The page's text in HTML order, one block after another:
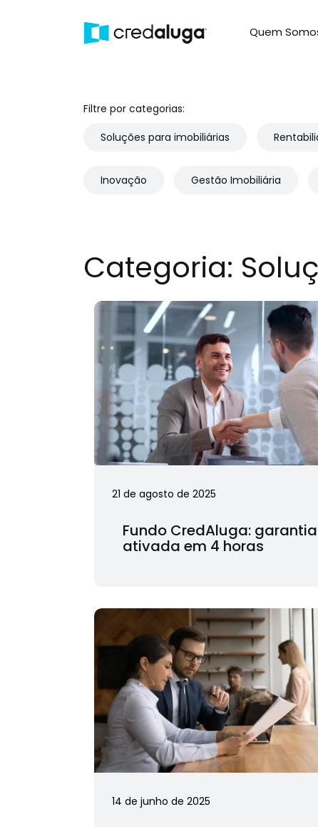
Quem
Filtre por categorias:
Soluções para imobiliárias
Inovação Gestão Imobiliária
Categoria:
21 de agosto de 2025
Fundo CredAluga: garantia
ativada em 4 horas
14 de junho de 2025